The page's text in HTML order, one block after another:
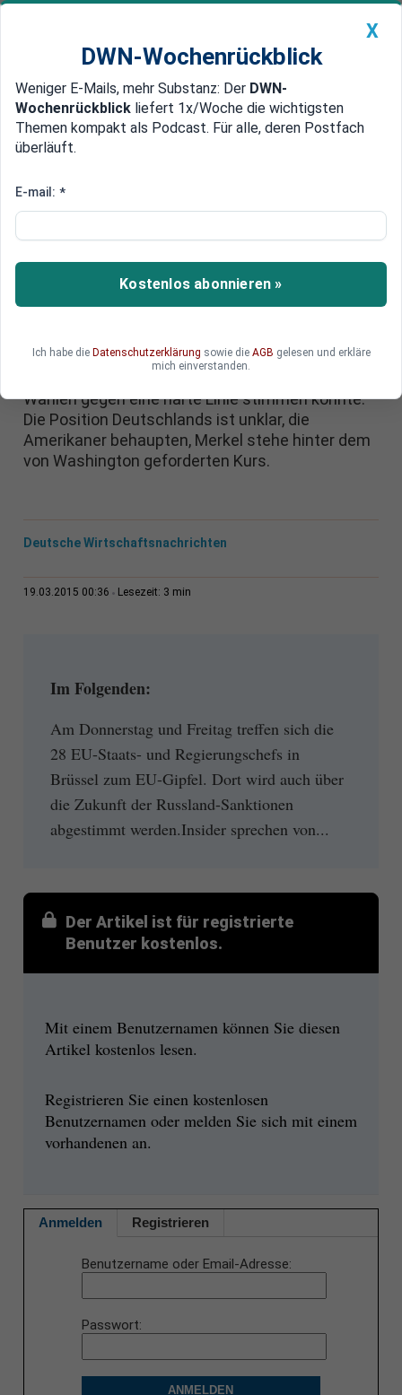
Newsticker MEIN DWN: Geldanlage Premium
Edelmetalle DWN-Magazin China
Vor Gipfel in Brüssel
Russland-Sanktionen: Kleine
Staaten mucken gegen EU auf
Die EU ist wegen der Sanktionen gegen Russland
delegieren. Die Kritiker der Sanktionen hoffen,
Wahlen gegen eine harte Linie stimmen könnte.
Die Position Deutschlands ist unklar, die
Amerikaner behaupten, Merkel stehe hinter dem
von Washington geforderten Kurs.
Deutsche Wirtschaftsnachrichten
19.03.2015 00:36 Lesezeit: 3 min
Im Folgenden:
Am Donnerstag und Freitag treffen sich die
28 EU-Staats- und Regierungschefs in
Brüssel zum EU-Gipfel. Dort wird auch über
die Zukunft der Russland-Sanktionen
abgestimmt werden.Insider sprechen von...
Der Artikel ist für registrierte
Benutzer kostenlos.
Mit einem Benutzernamen können Sie diesen
Artikel kostenlos lesen.
Registrieren Sie einen kostenlosen
Benutzernamen oder melden Sie sich mit einem
vorhandenen an.
Anmelden Registrieren
Benutzername oder Email-Adresse
Passwort
ANMELDEN
X
DWN-Wochenrückblick
Weniger E-Mails, mehr Substanz: Der DWN-
Wochenrückblick liefert 1x/Woche die wichtigsten
Themen kompakt als Podcast. Für alle, deren Postfach
überläuft.
E-mail: *
Kostenlos abonnieren »
Ich habe die Datenschutzerklärung sowie die AGB gelesen und erkläre
mich einverstanden.